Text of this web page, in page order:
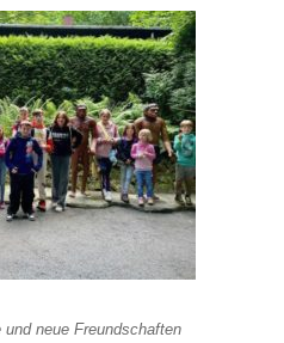
neue Freundschaften